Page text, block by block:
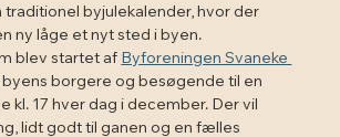
traditionel byjulekalender, hvor der
ny låge et nyt sted i byen.
blev startet af Byforeningen Svaneke
byens borgere og besøgende til en
kl. 17 hver dag i december. Der vil
lidt godt til ganen og en fælles